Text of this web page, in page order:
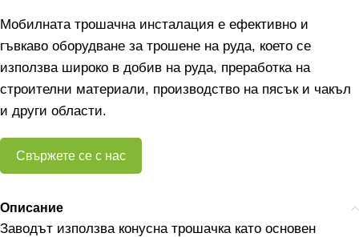
Мобилната трошачна инсталация е ефективно и
гъвкаво оборудване за трошене на руда, което се
използва широко в добив на руда, преработка на
строителни материали, производство на пясък и чакъл
и други области.
Свържете се с нас
Описание
Заводът използва конусна трошачка като основен